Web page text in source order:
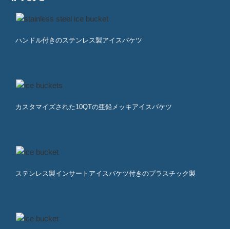
ハンドル付きのステンレス製アイスバケツ
カスタマイズされた10QTの亜鉛メッキアイスバケツ
ステンレス製インサートアイスバケツ付きのプラスチック製